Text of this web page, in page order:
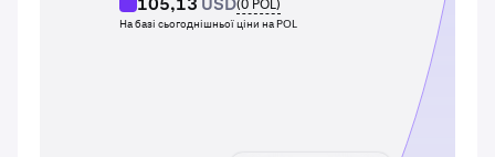
(0 POL)
На базі сьогоднішньої ціни на POL